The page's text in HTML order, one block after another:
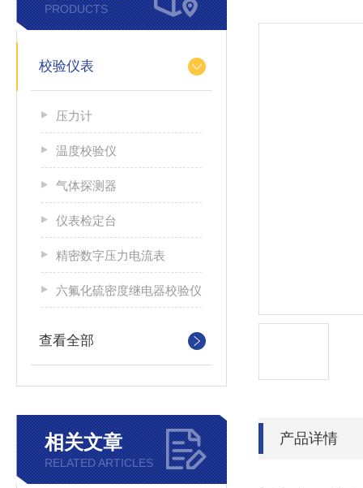
PRODUCTS
校验仪表
压力计
温度校验仪
气体探测器
仪表检定台
精密数字压力电流表
六氟化硫密度继电器校验仪
查看全部
相关文章
RELATED ARTICLES
产品详情